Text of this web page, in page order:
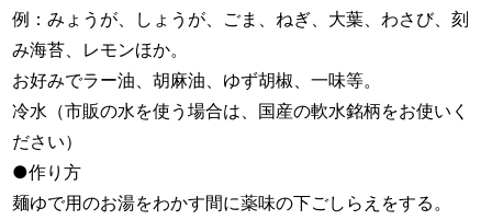
例：みょうが、しょうが、ごま、ねぎ、大葉、わさび、刻
み海苔、レモンほか。
お好みでラー油、胡麻油、ゆず胡椒、一味等。
冷水（市販の水を使う場合は、国産の軟水銘柄をお使いく
ださい）
●作り方
麺ゆで用のお湯をわかす間に薬味の下ごしらえをする。